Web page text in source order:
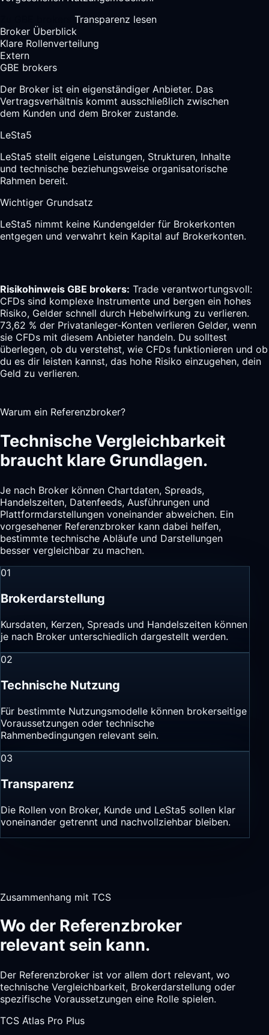
Transparenz lesen
Broker Überblick
Klare Rollenverteilung
Extern
GBE brokers
Der Broker ist ein eigenständiger Anbieter. Das
Vertragsverhältnis kommt ausschließlich zwischen
dem Kunden und dem Broker zustande.
LeSta5
LeSta5 stellt eigene Leistungen, Strukturen, Inhalte
und technische beziehungsweise organisatorische
Rahmen bereit.
Wichtiger Grundsatz
LeSta5 nimmt keine Kundengelder für Brokerkonten
entgegen und verwahrt kein Kapital auf Brokerkonten.
Risikohinweis GBE brokers: Trade verantwortungsvoll:
CFDs sind komplexe Instrumente und bergen ein hohes
Risiko, Gelder schnell durch Hebelwirkung zu verlieren.
73,62 % der Privatanleger-Konten verlieren Gelder, wenn
sie CFDs mit diesem Anbieter handeln. Du solltest
überlegen, ob du verstehst, wie CFDs funktionieren und ob
du es dir leisten kannst, das hohe Risiko einzugehen, dein
Geld zu verlieren.
Warum ein Referenzbroker?
Technische Vergleichbarkeit
braucht klare Grundlagen.
Je nach Broker können Chartdaten, Spreads,
Handelszeiten, Datenfeeds, Ausführungen und
Plattformdarstellungen voneinander abweichen. Ein
vorgesehener Referenzbroker kann dabei helfen,
bestimmte technische Abläufe und Darstellungen
besser vergleichbar zu machen.
01
Brokerdarstellung
Kursdaten, Kerzen, Spreads und Handelszeiten können
je nach Broker unterschiedlich dargestellt werden.
02
Technische Nutzung
Für bestimmte Nutzungsmodelle können brokerseitige
Voraussetzungen oder technische
Rahmenbedingungen relevant sein.
03
Transparenz
Die Rollen von Broker, Kunde und LeSta5 sollen klar
voneinander getrennt und nachvollziehbar bleiben.
Zusammenhang mit TCS
Wo der Referenzbroker
relevant sein kann.
Der Referenzbroker ist vor allem dort relevant, wo
technische Vergleichbarkeit, Brokerdarstellung oder
spezifische Voraussetzungen eine Rolle spielen.
TCS Atlas Pro Plus